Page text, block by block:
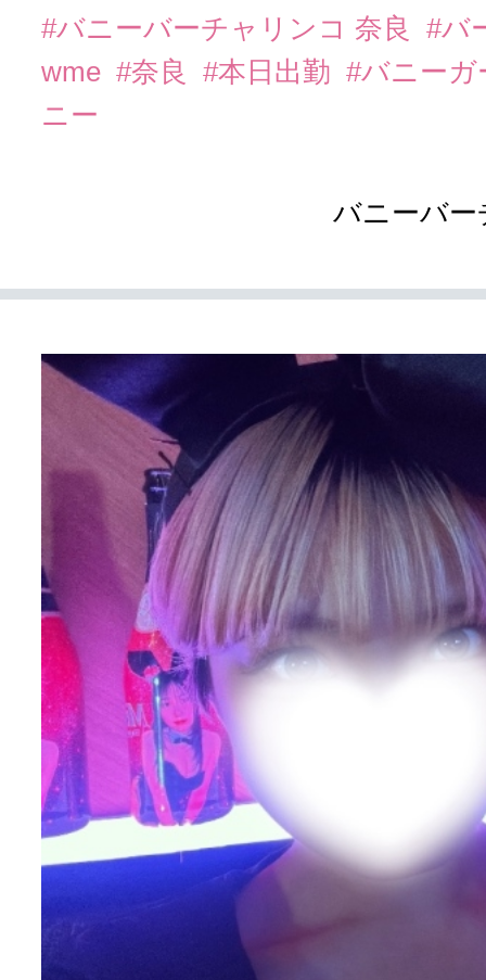
#バニーバーチャリンコ 奈良
#バ
wme #奈良 #本日出勤 #バニー
ニー
バニーバ